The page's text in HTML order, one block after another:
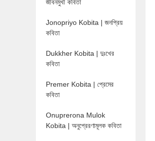
জীবনমুখী কবিতা
Jonopriyo Kobita | জনপ্রিয়
কবিতা
Dukkher Kobita | দুঃখের
কবিতা
Premer Kobita | প্রেমের
কবিতা
Onuprerona Mulok
Kobita | অনুপ্রেরণামূলক কবিতা